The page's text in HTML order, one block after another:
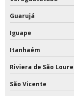
Guarujá
Iguape
Itanhaém
Riviera de São
São Vicente